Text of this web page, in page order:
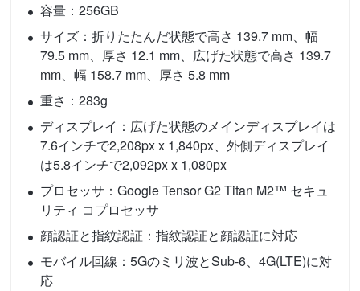
容量：256GB
サイズ：折りたたんだ状態で高さ 139.7 mm、幅
79.5 mm、厚さ 12.1 mm、広げた状態で高さ 139.7
mm、幅 158.7 mm、厚さ 5.8 mm
重さ：283g
ディスプレイ：広げた状態のメインディスプレイは
7.6インチで2,208px x 1,840px、外側ディスプレイ
は5.8インチで2,092px x 1,080px
プロセッサ：Google Tensor G2 Titan M2™ セキュ
リティ コプロセッサ
顔認証と指紋認証：指紋認証と顔認証に対応
モバイル回線：5Gのミリ波とSub-6、4G(LTE)に対
応